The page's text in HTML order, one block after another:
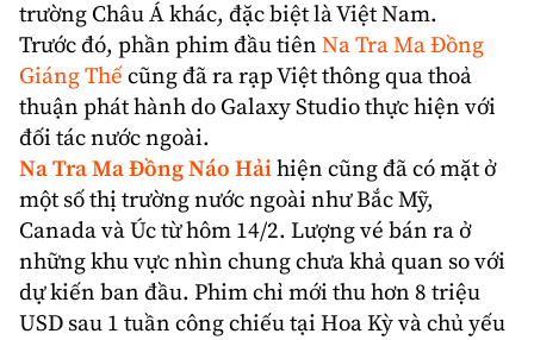
trường Châu Á khác, đặc biệt làViệt Nam.
Trước đó, phần phim đầu tiên Na Tra Ma Đồng
Giáng Thếcũng đã ra rạp Việt thông qua thoả
thuận phát hành do Galaxy Studio thực hiện với
đối tác nước ngoài.
Na Tra Ma Đồng Náo Hảihiện cũng đã có mặt ở
một số thị trường nước ngoài như Bắc Mỹ,
Canada và Úc từ hôm 14/2. Lượng vé bán ra ở
những khu vực nhìn chung chưa khả quan so với
dự kiến ban đầu. Phim chỉ mới thu hơn 8 triệu
USD sau 1 tuần công chiếu tại Hoa Kỳ và chủ yếu